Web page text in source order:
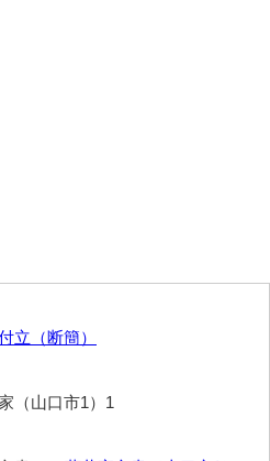
立（断簡）
（山口市1）1